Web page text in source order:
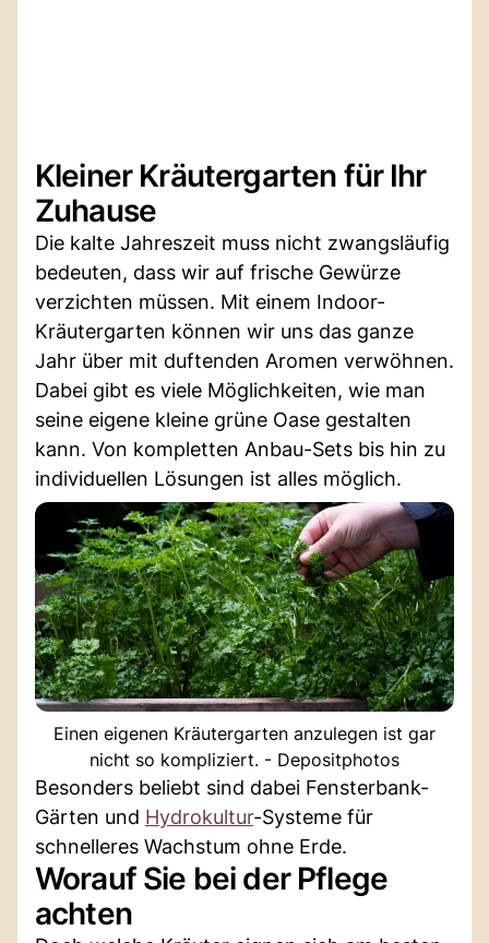
Kleiner Kräutergarten für Ihr
Zuhause
Die kalte Jahreszeit muss nicht zwangsläufig
bedeuten, dass wir auf frische Gewürze
verzichten müssen. Mit einem Indoor-
Kräutergarten können wir uns das ganze
Jahr über mit duftenden Aromen verwöhnen.
Dabei gibt es viele Möglichkeiten, wie man
seine eigene kleine grüne Oase gestalten
kann. Von kompletten Anbau-Sets bis hin zu
individuellen Lösungen ist alles möglich.
Einen eigenen Kräutergarten anzulegen ist gar
nicht so kompliziert. - Depositphotos
Besonders beliebt sind dabei Fensterbank-
Gärten und Hydrokultur-Systeme für
schnelleres Wachstum ohne Erde.
Worauf Sie bei der Pflege
achten